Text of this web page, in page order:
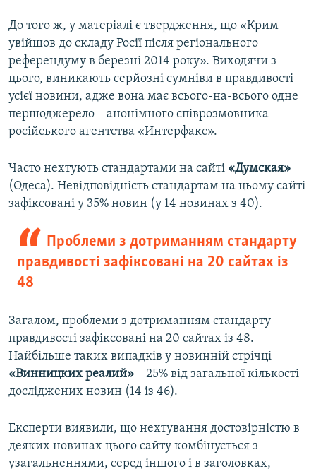
До того ж, у матеріалі є твердження, що «Крим
увійшов до складу Росії після регіонального
референдуму в березні 2014 року». Виходячи з
цього, виникають серйозні сумніви в правдивості
усієї новини, адже вона має всього-на-всього одне
першоджерело ‒ анонімного співрозмовника
російського агентства «Интерфакс».
Часто нехтують стандартами на сайті «Думская»
(Одеса). Невідповідність стандартам на цьому сайті
зафіксовані у 35% новин (у 14 новинах з 40).
Проблеми з дотриманням стандарту
правдивості зафіксовані на 20 сайтах із
48
Загалом, проблеми з дотриманням стандарту
правдивості зафіксовані на 20 сайтах із 48.
Найбільше таких випадків у новинній стрічці
«Винницких реалий»‒ 25% від загальної кількості
досліджених новин (14 із 46).
Експерти виявили, що нехтування достовірністю в
деяких новинах цього сайту комбінується з
узагальненнями, серед іншого і в заголовках,